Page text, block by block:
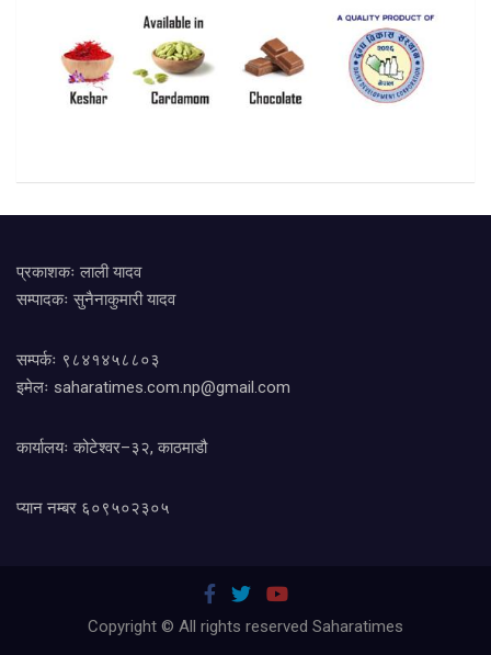
प्रकाशकः लाली यादव
सम्पादकः सुनैनाकुमारी यादव
सम्पर्कः ९८४१४५८८०३
इमेलः saharatimes.com.np@gmail.com
कार्यालयः कोटेश्वर–३२, काठमाडौ
प्यान नम्बर ६०९५०२३०५
Copyright © All rights reserved Saharatimes